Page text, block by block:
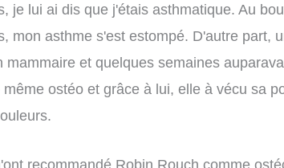
je lui ai dis que j'étais asthmatique. Au
mon asthme s'est estompé. D'autre part,
mammaire et quelques semaines
ostéo et grâce à lui, elle à vécu sa